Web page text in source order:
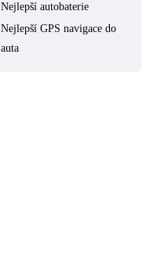
Nejlepší autobaterie
Nejlepší GPS navigace do
auta